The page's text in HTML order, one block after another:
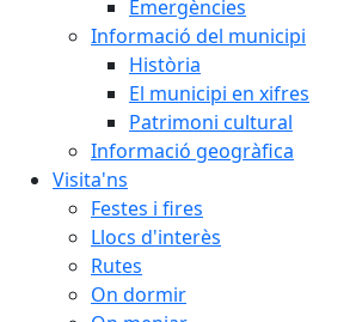
Emergències
Informació del municipi
Història
El municipi en xifres
Patrimoni cultural
Informació geogràfica
Visita'ns
Festes i fires
Llocs d'interès
Rutes
On dormir